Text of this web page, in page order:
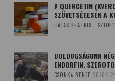
A QUERCETIN
SZÖVETSÉGESEK A
HAJAS BEATRIX -
BOLDOGSÁGUNK
ENDORFIN,
CSONKA BENCE 2020/